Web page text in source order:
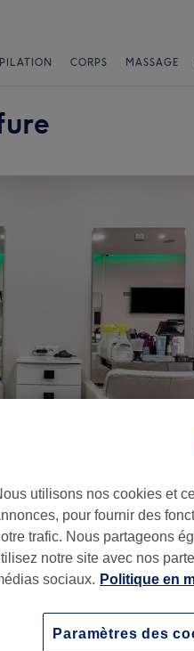
CORPS MASSAGE
2 hMa
utilisons nos cookies et
pour fournir des
trafic. Nous partageons
notre site avec nos
sociaux. Politique en
Paramètres des